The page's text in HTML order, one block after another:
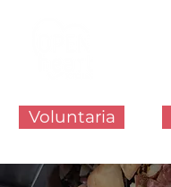
Voluntaria